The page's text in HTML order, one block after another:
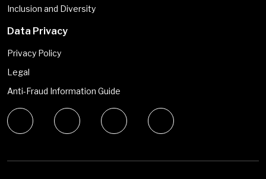
Inclusion and Diversity
Data Privacy
Privacy Policy
Legal
Anti-Fraud Information Guide